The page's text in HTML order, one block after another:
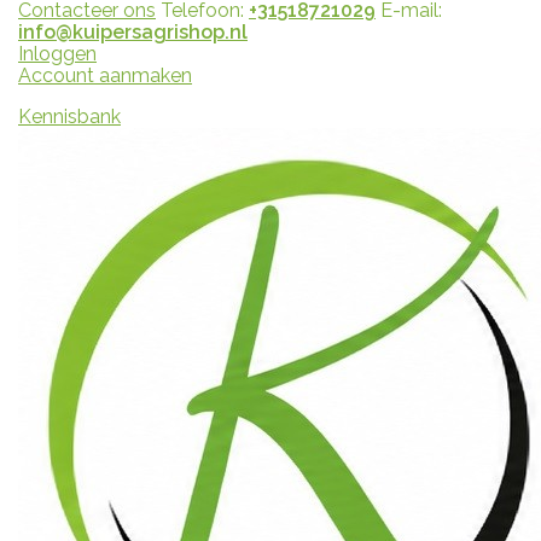
Contacteer ons Telefoon: +31518721029 E-mail:
info@kuipersagrishop.nl
Inloggen
Account aanmaken
Kennisbank